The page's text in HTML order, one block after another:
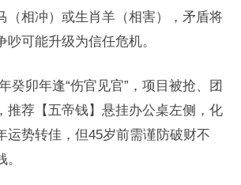
（相冲）或生肖羊（相害），矛盾将
吵可能升级为信任危机。
癸卯年逢“伤官见官”，项目被抢、团
推荐【五帝钱】悬挂办公桌左侧，化
运势转佳，但45岁前需谨防破财不